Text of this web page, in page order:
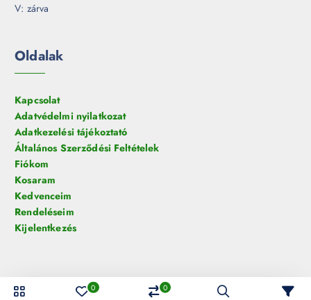
V: zárva
Oldalak
Kapcsolat
Adatvédelmi nyilatkozat
Adatkezelési tájékoztató
Általános Szerződési Feltételek
Fiókom
Kosaram
Kedvenceim
Rendeléseim
Kijelentkezés
0 0